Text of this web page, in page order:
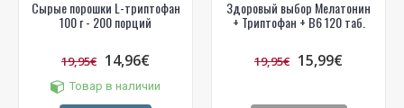
Сырые порошки L-триптофан
100 г - 200 порций
19,95€ 14,96€
Товар в наличии
Здоровый выбор Мелатонин
+ Триптофан + B6 120 таб.
19,95€ 15,99€